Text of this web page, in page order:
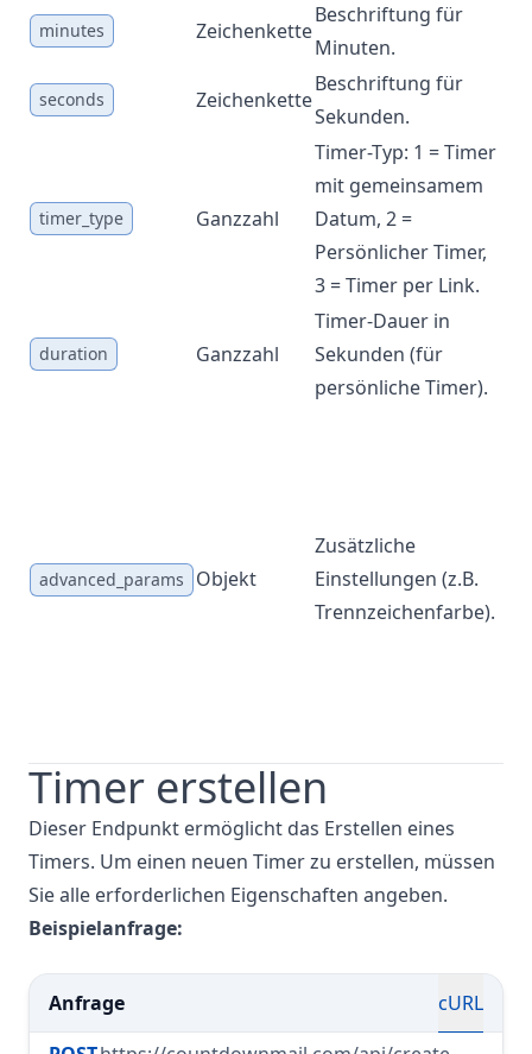
minutes Zeichenkette
Beschriftung für
Minuten.
seconds Zeichenkette
Beschriftung für
Sekunden.
timer_type Ganzzahl
Timer-Typ: 1 = Timer
mit gemeinsamem
Datum, 2 =
Persönlicher Timer,
3 = Timer per Link.
duration Ganzzahl
Timer-Dauer in
Sekunden (für
persönliche Timer).
advanced_params Objekt
Zusätzliche
Einstellungen (z.B.
Trennzeichenfarbe).
Timer erstellen
Dieser Endpunkt ermöglicht das Erstellen eines
Timers. Um einen neuen Timer zu erstellen, müssen
Sie alle erforderlichen Eigenschaften angeben.
Beispielanfrage:
Anfrage
cURL